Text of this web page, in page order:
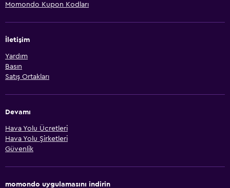
Momondo Kupon Kodları
İletişim
Yardım
Basın
Satış Ortakları
Devamı
Hava Yolu Ücretleri
Hava Yolu Şirketleri
Güvenlik
momondo uygulamasını indirin